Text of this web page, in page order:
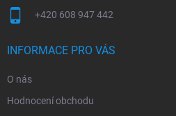
+420 608 947 442
INFORMACE PRO VÁS
O nás
Hodnocení obchodu